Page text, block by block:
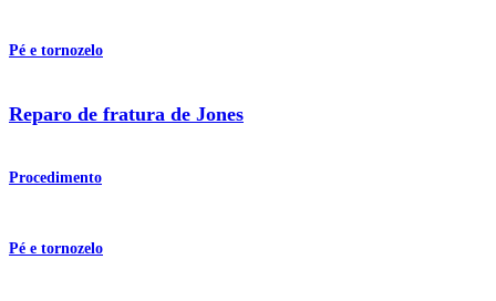
Pé e tornozelo
Reparo de fratura de Jones
Procedimento
Pé e tornozelo